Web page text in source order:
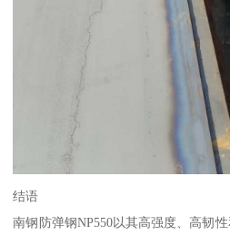
结语
南钢防弹钢NP550以其高强度、高韧